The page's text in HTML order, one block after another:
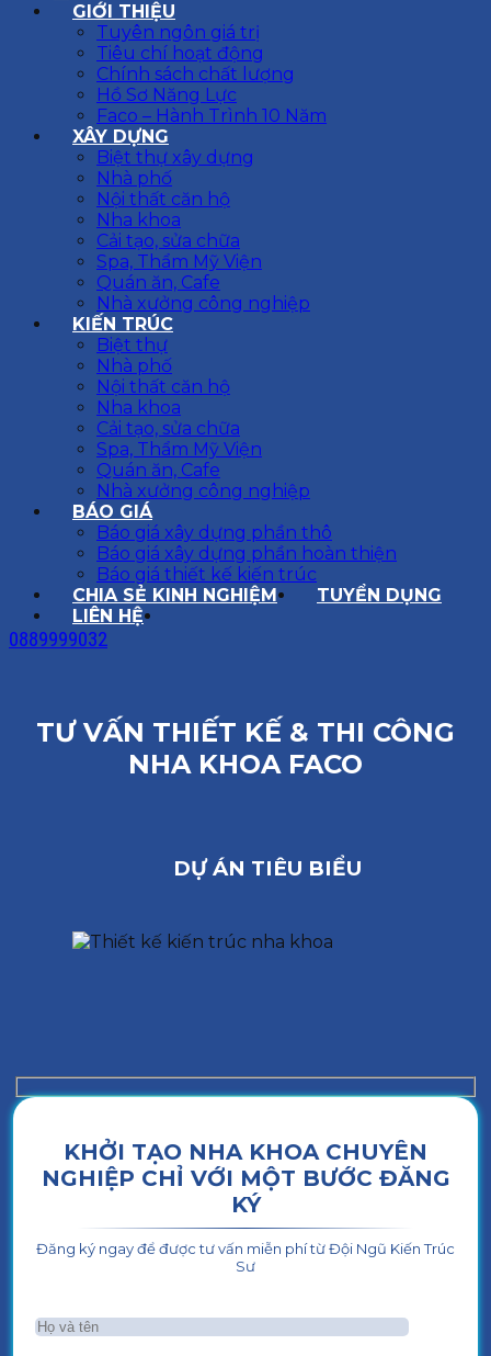
GIỚI THIỆU
Tuyên ngôn giá trị
Tiêu chí hoạt động
Chính sách chất lượng
Hồ Sơ Năng Lực
Faco – Hành Trình 10 Năm
XÂY DỰNG
Biệt thự xây dựng
Nhà phố
Nội thất căn hộ
Nha khoa
Cải tạo, sửa chữa
Spa, Thẩm Mỹ Viện
Quán ăn, Cafe
Nhà xưởng công nghiệp
KIẾN TRÚC
Biệt thự
Nhà phố
Nội thất căn hộ
Nha khoa
Cải tạo, sửa chữa
Spa, Thẩm Mỹ Viện
Quán ăn, Cafe
Nhà xưởng công nghiệp
BÁO GIÁ
Báo giá xây dựng phần thô
Báo giá xây dựng phần hoàn thiện
Báo giá thiết kế kiến trúc
CHIA SẺ KINH NGHIỆM
TUYỂN DỤNG
LIÊN HỆ
0889999032
TƯ VẤN THIẾT KẾ & THI CÔNG
NHA KHOA FACO
DỰ ÁN TIÊU BIỂU
KHỞI TẠO NHA KHOA CHUYÊN
NGHIỆP CHỈ VỚI MỘT BƯỚC ĐĂNG
KÝ
Đăng ký ngay để được tư vấn miễn phí từ Đội Ngũ Kiến Trúc
Sư